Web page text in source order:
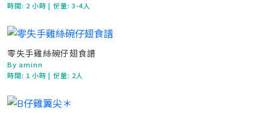
時間: 2 小時| 份量: 3-4人
零失手雞絲碗仔翅食譜
By aminn
時間: 1 小時| 份量: 2人